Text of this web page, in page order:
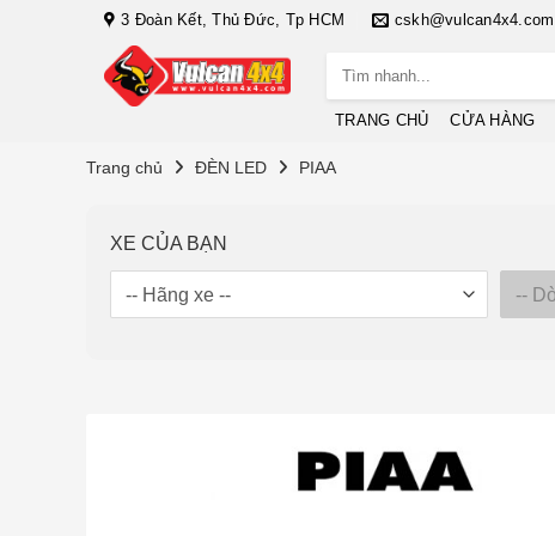
3 Đoàn Kết, Thủ Đức, Tp HCM cskh@vulcan4x4.com
Tìm
TRANG CHỦ CỬA HÀNG
Trang chủ ĐÈN LED PIAA
XE CỦA BẠN